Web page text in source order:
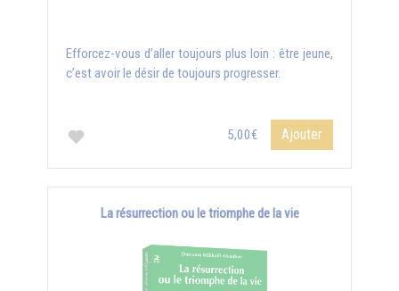
Efforcez-vous d’aller toujours plus loin : être jeune,
c’est avoir le désir de toujours progresser.
5,00€ Ajouter
La résurrection ou le triomphe de la vie